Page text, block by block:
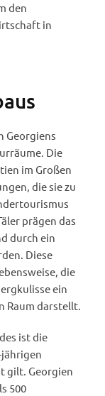
den
in
Georgiens
Die
im Großen
die sie zu
prägen das
durch ein
Diese
die
ein
Raum darstellt.
ist die
gilt. Georgien
500